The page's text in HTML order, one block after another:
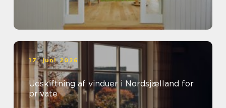
17. juni 2026
Udskiftning af vinduer i Nordsjælland for
private